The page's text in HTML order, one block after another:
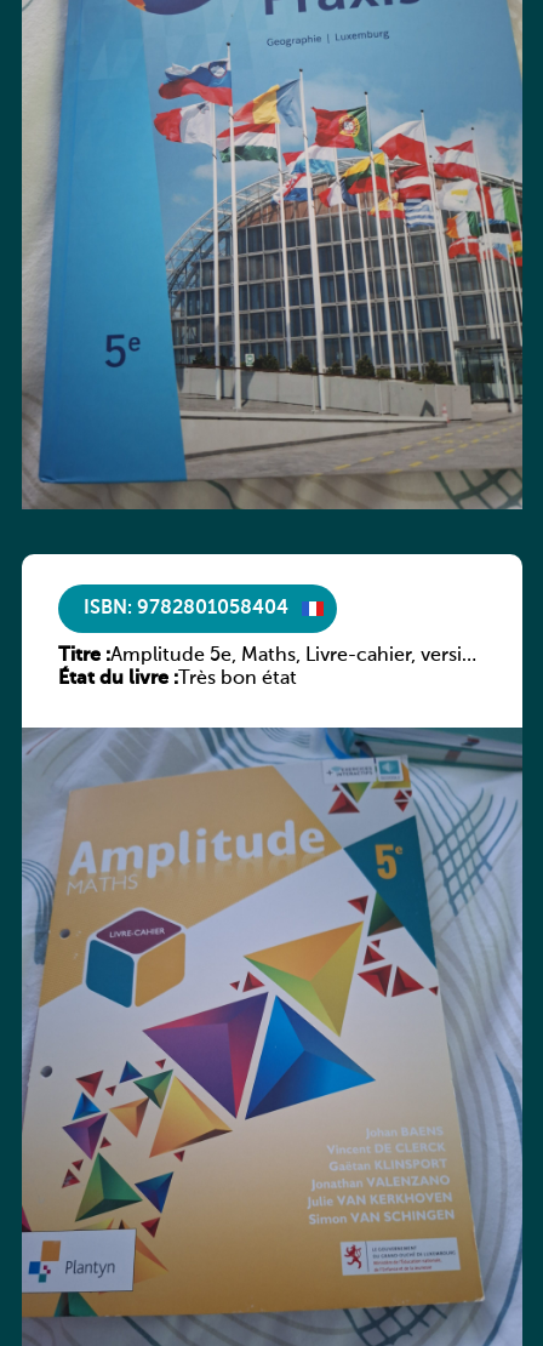
ISBN: 9782801058404
Titre :Amplitude 5e, Maths, Livre-cahier, version
luxembourgeoise
État du livre :Très bon état